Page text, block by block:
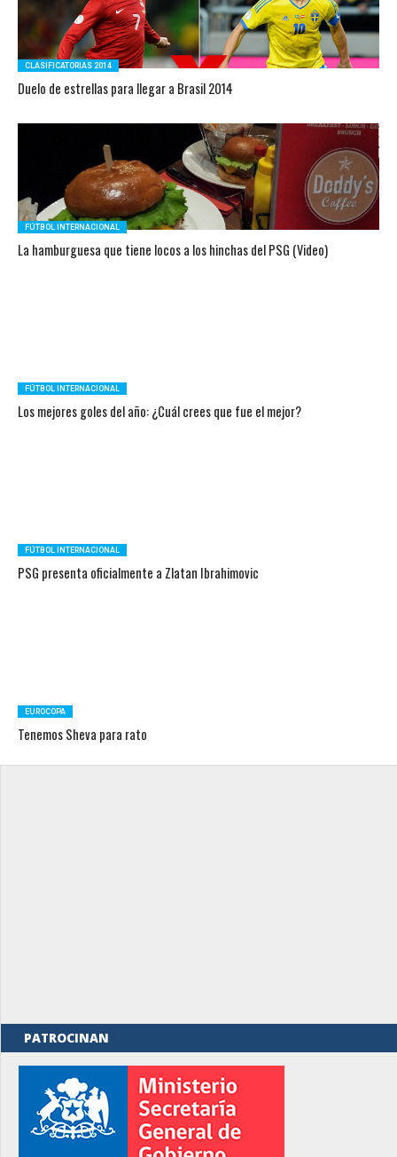
CLASIFICATORIAS 2014
Duelo de estrellas para llegar a Brasil 2014
FÚTBOL INTERNACIONAL
La hamburguesa que tiene locos a los hinchas del PSG (Video)
FÚTBOL INTERNACIONAL
Los mejores goles del año: ¿Cuál crees que fue el mejor?
FÚTBOL INTERNACIONAL
PSG presenta oficialmente a Zlatan Ibrahimovic
EUROCOPA
Tenemos Sheva para rato
PATROCINAN